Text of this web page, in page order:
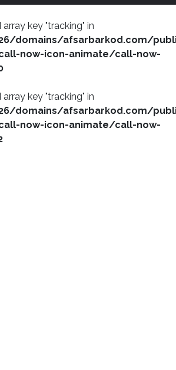
array key "tracking" in
domains/afsarbarkod.com/
now-icon-animate/call-now-
array key "tracking" in
domains/afsarbarkod.com/
now-icon-animate/call-now-